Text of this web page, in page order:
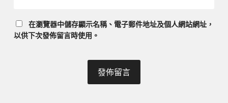
在瀏覽器中儲存顯示名稱、電子郵件地址及個人網站網址，
以供下次發佈留言時使用。